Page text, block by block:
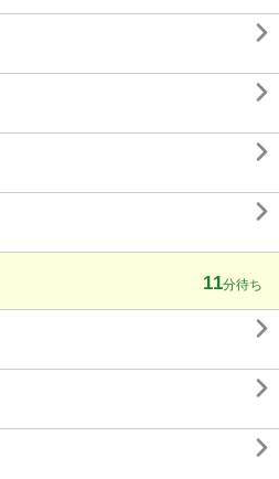




11分待ち


